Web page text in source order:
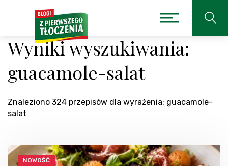
Wyniki wyszukiwania:
guacamole-salat
Znaleziono 324 przepisów dla wyrażenia: guacamole-
salat
NOWOŚĆ